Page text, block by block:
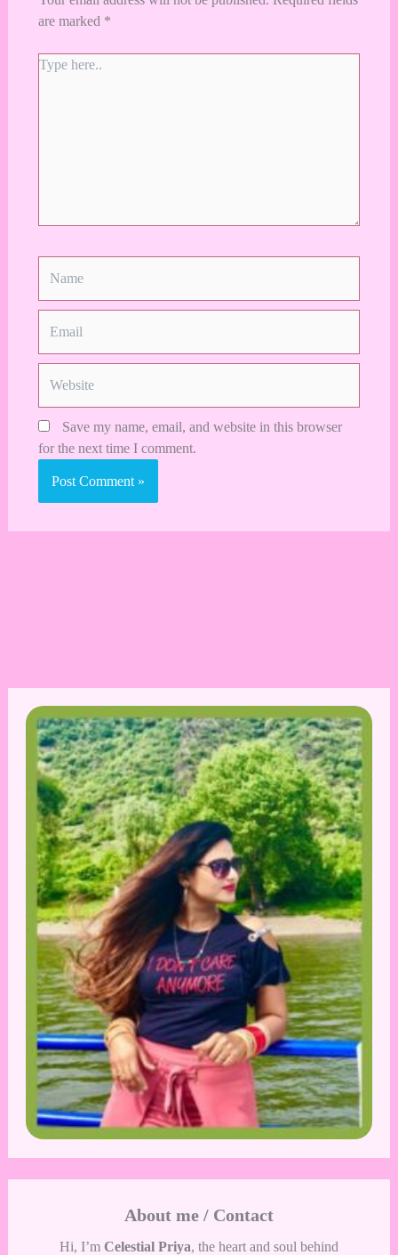
are marked *
Type
Save my name, email, and website in this browser
for the next time I comment.
About me / Contact
Hi, I’m Celestial Priya, the heart and soul behind